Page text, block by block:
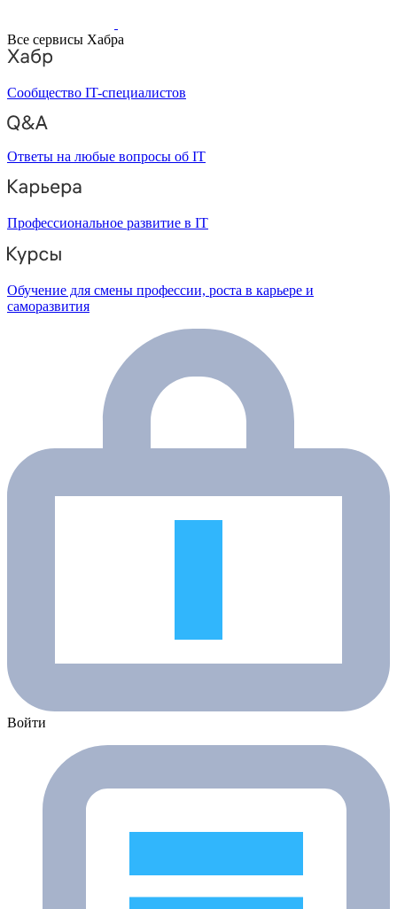
Все сервисы Хабра
Сообщество IT-специалистов
Ответы на любые вопросы об IT
Профессиональное развитие в IT
Обучение для смены профессии, роста в карьере и
саморазвития
Войти